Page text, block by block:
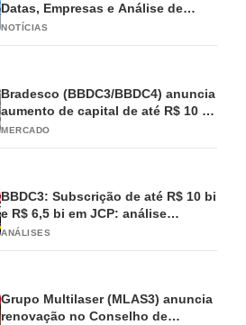
Datas, Empresas e Análise de
Impacto
NOTÍCIAS
Bradesco (BBDC3/BBDC4) anuncia
aumento de capital de até R$ 10 bi
e antecipa JCP
MERCADO
BBDC3: Subscrição de até R$ 10 bi
e R$ 6,5 bi em JCP: análise
completa
ANÁLISES
Grupo Multilaser (MLAS3) anuncia
renovação no Conselho de